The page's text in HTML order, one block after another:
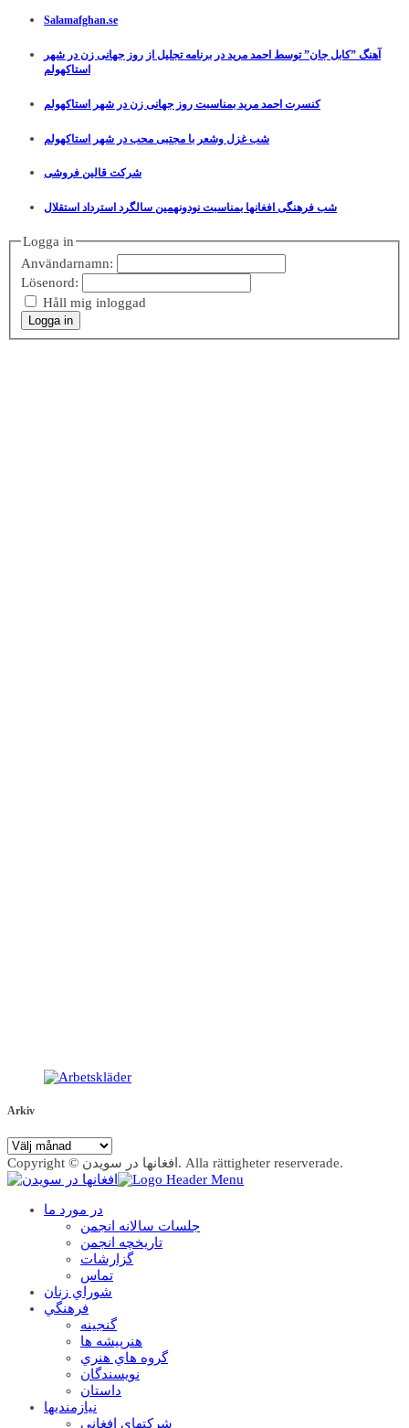
Salamafghan.se
آهنگ ”کابل جان” توسط احمد مرید در برنامه تجلیل از روز جهانی زن در شهر
استاکهولم
کنسرت احمد مرید بمناسبت روز جهانی زن در شهر استاکهولم
شب غزل وشعر با مجتبی محب در شهر استاکهولم
شرکت قالین فروشی
شب فرهنگی افغانها بمناسبت نودونهمین سالگرد استرداد استقلال
Logga in
Användarnamn:
Lösenord:
Håll mig inloggad
Logga in
Arkiv
Arkiv
Copyright © افغانها در سویدن. Alla rättigheter reserverade.
در مورد ما
جلسات سالانه انجمن
تاریخچه انجمن
گزارشات
تماس
شوراي زنان
فرهنگي
گنجينه
هنرپيشه ها
گروه هاي هنري
نويسندگان
داستان
نيازمنديها
شرکتهاي افغاني